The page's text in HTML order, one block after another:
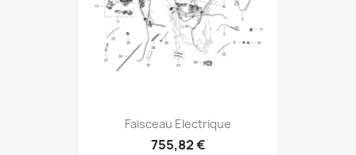
Faisceau Electrique
755,82 €